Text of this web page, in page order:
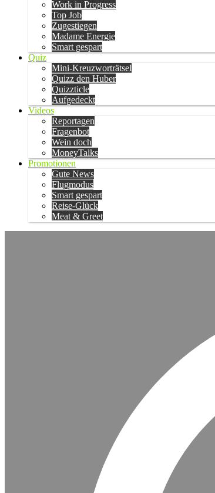
Work in Progress
Top Job
Zugestiegen
Madame Energie
Smart gespart
Quiz
Mini-Kreuzworträtsel
Quizz den Huber
Quizzticle
Aufgedeckt
Videos
Reportagen
Fragenbot
Wein doch
MoneyTalks
Promotionen
Gute News
Flugmodus
Smart gespart
Reise-Glück
Meat & Greet